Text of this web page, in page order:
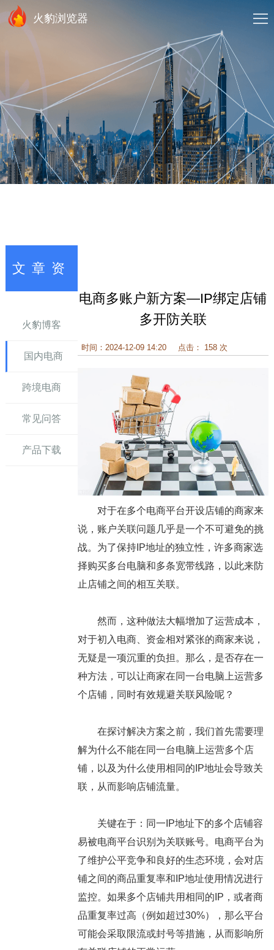
火豹浏览器
文章资
火豹博客
国内电商
跨境电商
常见问答
产品下载
电商多账户新方案—IP绑定店铺
多开防关联
时间：2024-12-09 14:20 点击： 158 次
对于在多个电商平台开设店铺的商家来
说，账户关联问题几乎是一个不可避免的挑
战。为了保持IP地址的独立性，许多商家选
择购买多台电脑和多条宽带线路，以此来防
止店铺之间的相互关联。
然而，这种做法大幅增加了运营成本，
对于初入电商、资金相对紧张的商家来说，
无疑是一项沉重的负担。那么，是否存在一
种方法，可以让商家在同一台电脑上运营多
个店铺，同时有效规避关联风险呢？
在探讨解决方案之前，我们首先需要理
解为什么不能在同一台电脑上运营多个店
铺，以及为什么使用相同的IP地址会导致关
联，从而影响店铺流量。
关键在于：同一IP地址下的多个店铺容
易被电商平台识别为关联账号。电商平台为
了维护公平竞争和良好的生态环境，会对店
铺之间的商品重复率和IP地址使用情况进行
监控。如果多个店铺共用相同的IP，或者商
品重复率过高（例如超过30%），那么平台
可能会采取限流或封号等措施，从而影响所